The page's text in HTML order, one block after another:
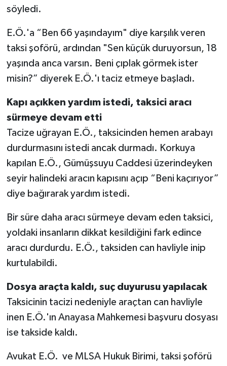
söyledi.
E.Ö.'a “Ben 66 yaşındayım" diye karşılık veren
taksi şoförü, ardından "Sen küçük duruyorsun, 18
yaşında anca varsın. Beni çıplak görmek ister
misin?” diyerek E.Ö.'ı taciz etmeye başladı.
Kapı açıkken yardım istedi, taksici aracı
sürmeye devam etti
Tacize uğrayan E.Ö., taksicinden hemen arabayı
durdurmasını istedi ancak durmadı. Korkuya
kapılan E.Ö., Gümüşsuyu Caddesi üzerindeyken
seyir halindeki aracın kapısını açıp “Beni kaçırıyor”
diye bağırarak yardım istedi.
Bir süre daha aracı sürmeye devam eden taksici,
yoldaki insanların dikkat kesildiğini fark edince
aracı durdurdu. E.Ö., taksiden can havliyle inip
kurtulabildi.
Dosya araçta kaldı, suç duyurusu yapılacak
Taksicinin tacizi nedeniyle araçtan can havliyle
inen E.Ö.'ın Anayasa Mahkemesi başvuru dosyası
ise takside kaldı.
Avukat E.Ö. ve MLSA Hukuk Birimi, taksi şoförü